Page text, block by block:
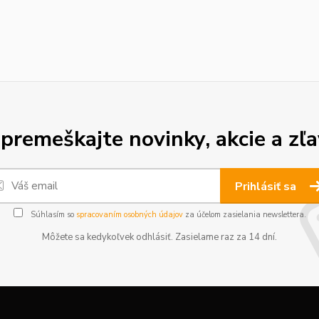
novinky, akcie a
Prihlásiť sa
Súhlasím so spracovaním osobných údajovza účelom zasielania newslettera.
Môžete sa kedykoľvek odhlásiť. Zasielame raz za 14 dní.